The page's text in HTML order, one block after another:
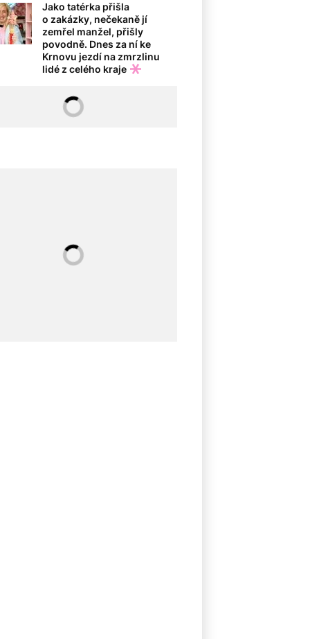
Jako tatérka přišla
o zakázky, nečekaně jí
zemřel manžel, přišly
povodně. Dnes za ní ke
Krnovu jezdí na zmrzlinu
lidé z celého kraje